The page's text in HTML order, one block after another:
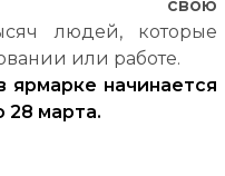
свою
людей, которые
или работе.
ярмарке начинается
28 марта.